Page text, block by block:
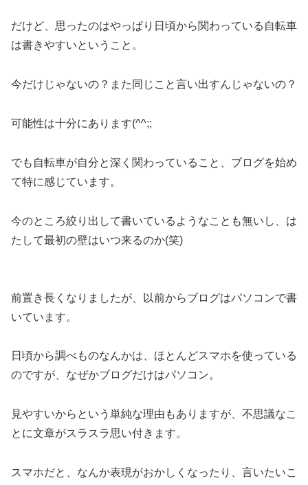
だけど、思ったのはやっぱり日頃から関わっている自転車
は書きやすいということ。
今だけじゃないの？また同じこと言い出すんじゃないの？
可能性は十分にあります(^^;;
でも自転車が自分と深く関わっていること、ブログを始め
て特に感じています。
今のところ絞り出して書いているようなことも無いし、は
たして最初の壁はいつ来るのか(笑)
前置き長くなりましたが、以前からブログはパソコンで書
いています。
日頃から調べものなんかは、ほとんどスマホを使っている
のですが、なぜかブログだけはパソコン。
見やすいからという単純な理由もありますが、不思議なこ
とに文章がスラスラ思い付きます。
スマホだと、なんか表現がおかしくなったり、言いたいこ